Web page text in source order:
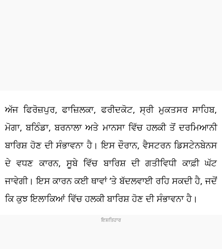
ਅੱਜ ਫਿਰੋਜ਼ਪੁਰ, ਫਾਜ਼ਿਲਕਾ, ਫਰੀਦਕੋਟ, ਸ੍ਰੀ ਮੁਕਤਸਰ ਸਾਹਿਬ,
ਮੋਗਾ, ਬਠਿੰਡਾ, ਬਰਨਾਲਾ ਅਤੇ ਮਾਨਸਾ ਵਿੱਚ ਹਲਕੀ ਤੋਂ ਦਰਮਿਆਨੀ
ਬਾਰਿਸ਼ ਹੋਣ ਦੀ ਸੰਭਾਵਨਾ ਹੈ। ਇਸ ਦੌਰਾਨ, ਵੈਸਟਰਨ ਡਿਸਟੇਨਬੇਨਸ
ਦੇ ਵਧਣ ਕਾਰਨ, ਸੂਬੇ ਵਿੱਚ ਬਾਰਿਸ਼ ਦੀ ਗਤੀਵਿਧੀ ਕਾਫ਼ੀ ਘੱਟ
ਜਾਵੇਗੀ। ਇਸ ਕਾਰਨ ਕਈ ਥਾਵਾਂ ‘ਤੇ ਬੱਦਲਵਾਈ ਰਹਿ ਸਕਦੀ ਹੈ, ਜਦੋਂ
ਕਿ ਕੁਝ ਇਲਾਕਿਆਂ ਵਿੱਚ ਹਲਕੀ ਬਾਰਿਸ਼ ਹੋਣ ਦੀ ਸੰਭਾਵਨਾ ਹੈ।